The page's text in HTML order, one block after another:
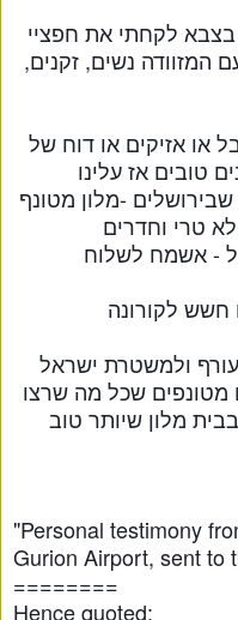
טוב ששירת 30 שנה בצבא לקחתי את חפציי
המזוודה נשים, זקנים,
או אזיקים או דוח של
טובים אז עלינו
-מלון מטונף
טרי וחדרים
- אשמח לשלוח
חשש לקורונה
ולמשטרת ישראל
מטונפים שכל מה שרצו
מלון שיותר טוב
"Personal testimony
Gurion Airport, sent to
========
Hence quoted: